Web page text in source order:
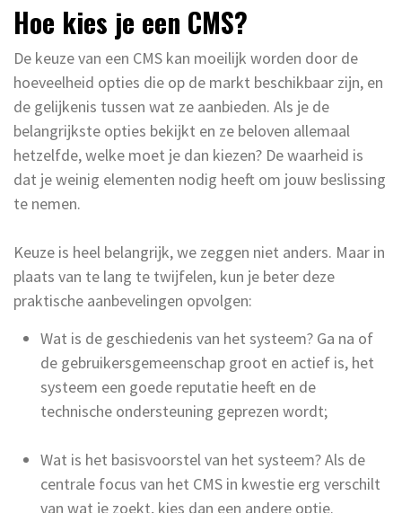
Hoe kies je een CMS?
De keuze van een CMS kan moeilijk worden door de
hoeveelheid opties die op de markt beschikbaar zijn, en
de gelijkenis tussen wat ze aanbieden. Als je de
belangrijkste opties bekijkt en ze beloven allemaal
hetzelfde, welke moet je dan kiezen? De waarheid is
dat je weinig elementen nodig heeft om jouw beslissing
te nemen.
Keuze is heel belangrijk, we zeggen niet anders. Maar in
plaats van te lang te twijfelen, kun je beter deze
praktische aanbevelingen opvolgen:
Wat is de geschiedenis van het systeem? Ga na of
de gebruikersgemeenschap groot en actief is, het
systeem een goede reputatie heeft en de
technische ondersteuning geprezen wordt;
Wat is het basisvoorstel van het systeem? Als de
centrale focus van het CMS in kwestie erg verschilt
van wat je zoekt, kies dan een andere optie.